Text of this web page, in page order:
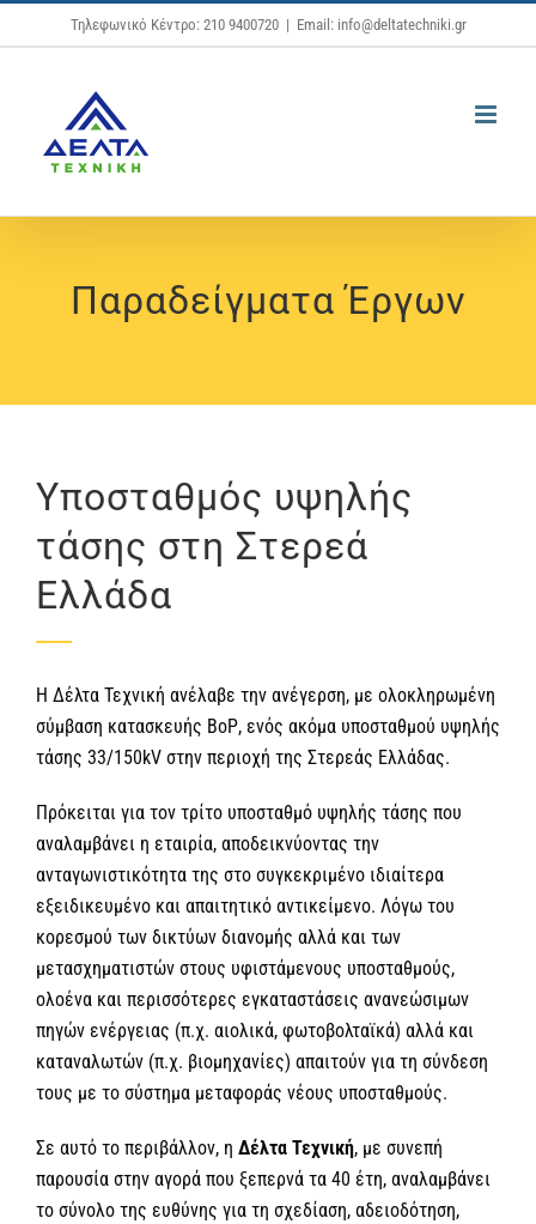
Μετάβαση
στο
Τηλεφωνικό Κέντρο: 210 9400720 | Email: info@deltatechniki.gr
Παραδείγματα Έργων
Υποσταθμός υψηλής
τάσης στη Στερεά
Ελλάδα
Η Δέλτα Τεχνική ανέλαβε την ανέγερση, με ολοκληρωμένη
σύμβαση κατασκευής ΒοΡ, ενός ακόμα υποσταθμού υψηλής
τάσης 33/150kV στην περιοχή της Στερεάς Ελλάδας.
Πρόκειται για τον τρίτο υποσταθμό υψηλής τάσης που
αναλαμβάνει η εταιρία, αποδεικνύοντας την
ανταγωνιστικότητα της στο συγκεκριμένο ιδιαίτερα
εξειδικευμένο και απαιτητικό αντικείμενο. Λόγω του
κορεσμού των δικτύων διανομής αλλά και των
μετασχηματιστών στους υφιστάμενους υποσταθμούς,
ολοένα και περισσότερες εγκαταστάσεις ανανεώσιμων
πηγών ενέργειας (π.χ. αιολικά, φωτοβολταϊκά) αλλά και
καταναλωτών (π.χ. βιομηχανίες) απαιτούν για τη σύνδεση
τους με το σύστημα μεταφοράς νέους υποσταθμούς.
Σε αυτό το περιβάλλον, η Δέλτα Τεχνική, με συνεπή
παρουσία στην αγορά που ξεπερνά τα 40 έτη, αναλαμβάνει
το σύνολο της ευθύνης για τη σχεδίαση, αδειοδότηση,